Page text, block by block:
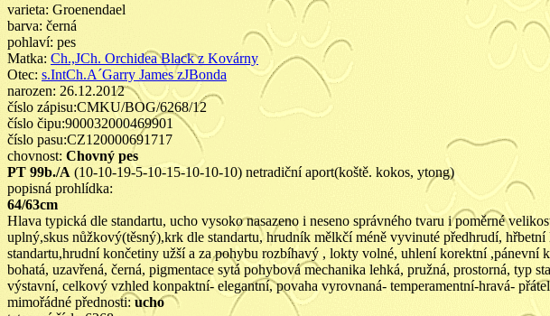
varieta: Groenendael
barva: černá
pohlaví: pes
Matka: Ch.,JCh. Orchidea Black z Kovárny
Otec: s.IntCh.A´Garry James zJBonda
narozen: 26.12.2012
číslo zápisu:CMKU/BOG/6268/12
číslo čipu:900032000469901
číslo pasu:CZ120000691717
chovnost: Chovný pes
PT 99b./A (10-10-19-5-10-15-10-10-10) netradiční aport(koště. kokos, ytong)
popisná prohlídka:
64/63cm
Hlava typická dle standartu, ucho vysoko nasazeno i neseno správného tvaru i poměrné
uplný,skus nůžkový(těsný),krk dle standartu, hrudník mělkčí méně vyvinuté předhrudí,
standartu,hrudní končetiny užší a za pohybu rozbíhavý , lokty volné, uhlení korektní ,pánevní
bohatá, uzavřená, černá, pigmentace sytá pohybová mechanika lehká, pružná, prostorná,
výstavní, celkový vzhled konpaktní- elegantní, povaha vyrovnaná- temperamentní-hravá-
mimořádné přednosti: ucho